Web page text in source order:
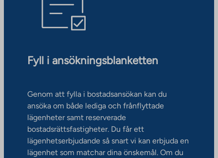
Fyll i ansökningsblanketten
Genom att fylla i bostadsansökan kan du
ansöka om både lediga och frånflyttade
lägenheter samt reserverade
bostadsrättsfastigheter. Du får ett
lägenhetserbjudande så snart vi kan erbjuda en
lägenhet som matchar dina önskemål. Om du